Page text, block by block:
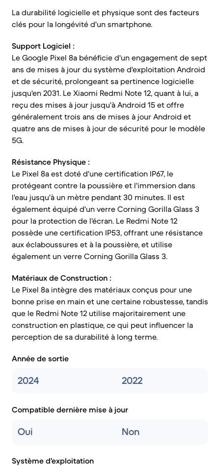
La durabilité logicielle et physique sont des facteurs
clés pour la longévité d'un smartphone.
Support Logiciel :
Le Google Pixel 8a bénéficie d'un engagement de sept
ans de mises à jour du système d'exploitation Android
et de sécurité, prolongeant sa pertinence logicielle
jusqu'en 2031. Le Xiaomi Redmi Note 12, quant à lui, a
reçu des mises à jour jusqu'à Android 15 et offre
généralement trois ans de mises à jour Android et
quatre ans de mises à jour de sécurité pour le modèle
5G.
Résistance Physique :
Le Pixel 8a est doté d'une certification IP67, le
protégeant contre la poussière et l'immersion dans
l'eau jusqu'à un mètre pendant 30 minutes. Il est
également équipé d'un verre Corning Gorilla Glass 3
pour la protection de l'écran. Le Redmi Note 12
possède une certification IP53, offrant une résistance
aux éclaboussures et à la poussière, et utilise
également un verre Corning Gorilla Glass 3.
Matériaux de Construction :
Le Pixel 8a intègre des matériaux conçus pour une
bonne prise en main et une certaine robustesse, tandis
que le Redmi Note 12 utilise majoritairement une
construction en plastique, ce qui peut influencer la
perception de sa durabilité à long terme.
Année de sortie
2024 2022
Compatible dernière mise à jour
Oui Non
Système d'exploitation